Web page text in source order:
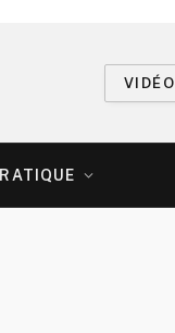
VIDÉO